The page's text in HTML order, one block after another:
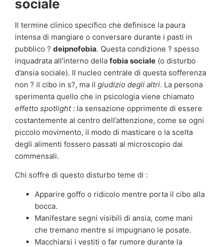
sociale
Il termine clinico specifico che definisce la paura
intensa di mangiare o conversare durante i pasti in
pubblico ? deipnofobia. Questa condizione ? spesso
inquadrata all’interno della fobia sociale (o disturbo
d’ansia sociale). Il nucleo centrale di questa sofferenza
non ? il cibo in s?, ma il giudizio degli altri. La persona
sperimenta quello che in psicologia viene chiamato
effetto spotlight: la sensazione opprimente di essere
costantemente al centro dell’attenzione, come se ogni
piccolo movimento, il modo di masticare o la scelta
degli alimenti fossero passati al microscopio dai
commensali.
Chi soffre di questo disturbo teme di :
Apparire goffo o ridicolo mentre porta il cibo alla
bocca.
Manifestare segni visibili di ansia, come mani
che tremano mentre si impugnano le posate.
Macchiarsi i vestiti o far rumore durante la